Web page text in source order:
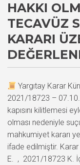
HAKKI
TECAVÜZ
KARARI
Yargıtay Karar
2021/18723 –
kapısını kilitlemesi
olması nedeniyle
mahkumiyet kararı
ifade edilmiştir.
E. , 2021/18723 K.